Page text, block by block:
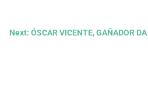
Next: ÓSCAR VICENTE, GAÑADOR